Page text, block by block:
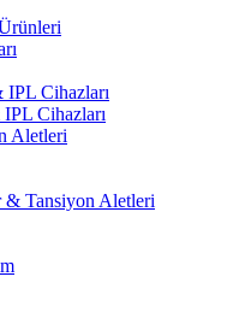
Cihazları
Cihazları
Aletleri
& Tansiyon Aletleri